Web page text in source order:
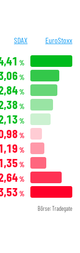
SDAX EuroStoxx
%
%
%
%
%
%
%
%
%
%
Börse: Tradegate